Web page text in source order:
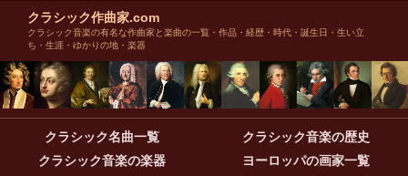
クラシック作曲家.com
クラシック音楽の有名な作曲家と楽曲の一覧・作品・経歴・時代・誕生日・生い立
ち・生涯・ゆかりの地・楽器
クラシック名曲一覧
クラシック音楽の歴史
クラシック音楽の楽器
ヨーロッパの画家一覧